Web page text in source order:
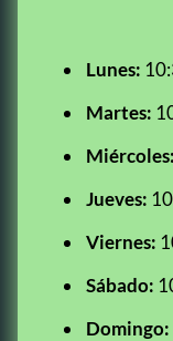
Lunes:
Martes:
Miércoles:
Jueves:
Viernes:
Sábado:
Domingo: